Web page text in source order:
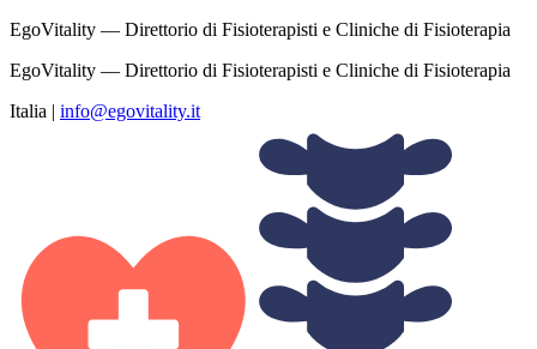
EgoVitality — Direttorio di Fisioterapisti e Cliniche di Fisioterapia
EgoVitality — Direttorio di Fisioterapisti e Cliniche di Fisioterapia
Italia | info@egovitality.it